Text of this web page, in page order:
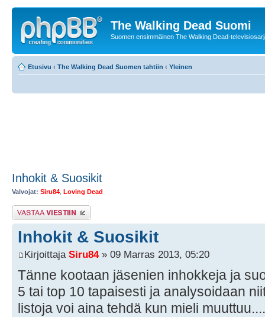
The Walking Dead Suomi
Suomen ensimmäinen The Walking Dead-
Etusivu ‹ The Walking Dead Suomen tahtiin ‹ Yleinen
Inhokit & Suosikit
Valvojat: Siru84 Loving Dead
Lähetä vastaus
Inhokit & Suosikit
Kirjoittaja Siru84» 09 Marras 2013, 05:20
Tänne kootaan jäsenien inhokkeja ja
5 tai top 10 tapaisesti ja analysoidaan
listoja voi aina tehdä kun mieli muuttuu....